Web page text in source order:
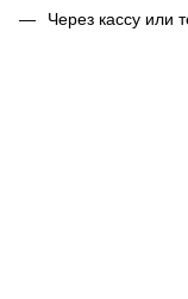
Через кассу или